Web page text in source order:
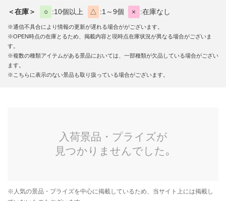
＜在庫＞ ○ 10個以上 △ 1～9個 × 在庫なし
※通信不具合により情報の更新が遅れる場合ががございます。
※OPEN時点の在庫とるため、掲載内容と現時点在庫状況が異なる場合がございま
す。
※複数の種類アイテムがある景品においては、一部種類が欠品している場合がござい
ます。
※こちらに表示のない景品も取り扱っている場合がございます。